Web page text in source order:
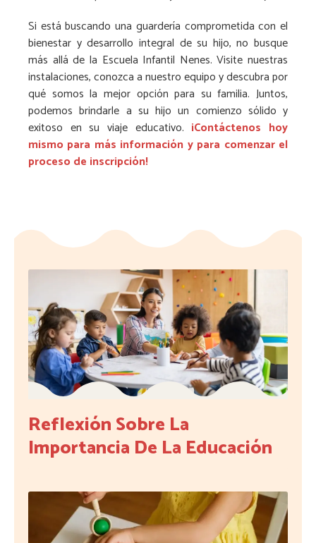
Si está buscando una guardería comprometida con el
bienestar y desarrollo integral de su hijo, no busque
más allá de la Escuela Infantil Nenes. Visite nuestras
instalaciones, conozca a nuestro equipo y descubra por
qué somos la mejor opción para su familia. Juntos,
podemos brindarle a su hijo un comienzo sólido y
exitoso en su viaje educativo. ¡Contáctenos hoy
mismo para más información y para comenzar el
proceso de inscripción!
Reflexión Sobre La
Importancia De La Educación